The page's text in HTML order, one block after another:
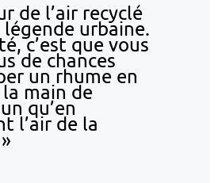
de l’air recyclé
urbaine.
c’est que vous
de chances
un rhume en
main de
qu’en
l’air de la